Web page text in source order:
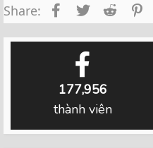
Share: FacebookTwitterReddit
177,956
thành viên